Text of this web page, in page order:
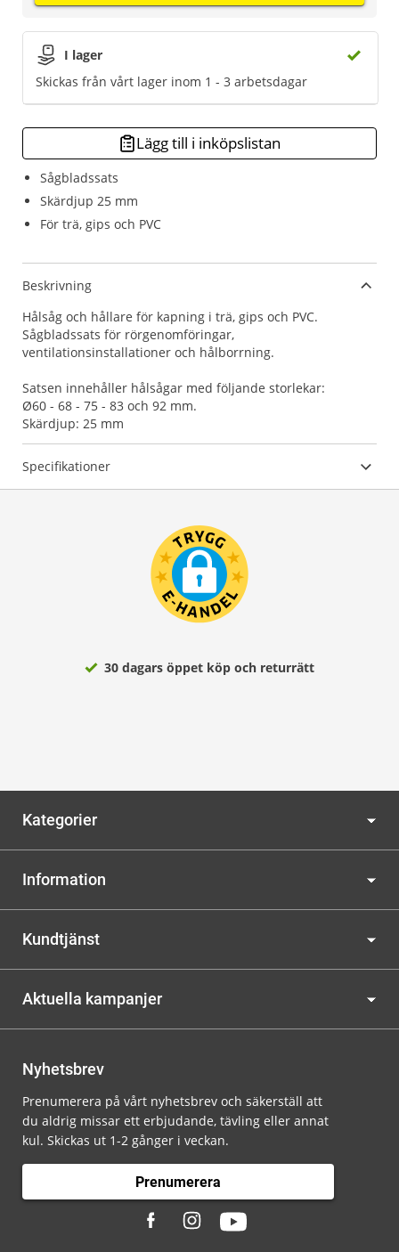
Sågbladssats
Skärdjup 25 mm
För trä, gips och PVC
I lager
Skickas från vårt lager inom 1 - 3 arbetsdagar
Lägg till i inköpslistan
Beskrivning
Hålsåg och hållare för kapning i trä, gips och PVC.
Sågbladssats för rörgenomföringar,
ventilationsinstallationer och hålborrning.
Satsen innehåller hålsågar med följande storlekar:
Ø60 - 68 - 75 - 83 och 92 mm.
Skärdjup: 25 mm
Specifikationer
30 dagars öppet köp och returrätt
Kategorier
Information
Kundtjänst
Aktuella kampanjer
Nyhetsbrev
Prenumerera på vårt nyhetsbrev och säkerställ att
du aldrig missar ett erbjudande, tävling eller annat
kul. Skickas ut 1-2 gånger i veckan.
Prenumerera